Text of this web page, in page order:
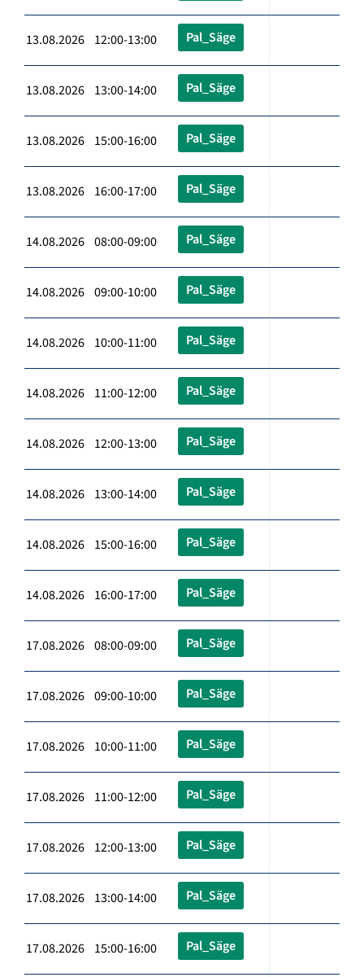
13.08.2026 12:00-13:00 Pal_Säge
13.08.2026 13:00-14:00 Pal_Säge
13.08.2026 15:00-16:00 Pal_Säge
13.08.2026 16:00-17:00 Pal_Säge
14.08.2026 08:00-09:00 Pal_Säge
14.08.2026 09:00-10:00 Pal_Säge
14.08.2026 10:00-11:00 Pal_Säge
14.08.2026 11:00-12:00 Pal_Säge
14.08.2026 12:00-13:00 Pal_Säge
14.08.2026 13:00-14:00 Pal_Säge
14.08.2026 15:00-16:00 Pal_Säge
14.08.2026 16:00-17:00 Pal_Säge
17.08.2026 08:00-09:00 Pal_Säge
17.08.2026 09:00-10:00 Pal_Säge
17.08.2026 10:00-11:00 Pal_Säge
17.08.2026 11:00-12:00 Pal_Säge
17.08.2026 12:00-13:00 Pal_Säge
17.08.2026 13:00-14:00 Pal_Säge
17.08.2026 15:00-16:00 Pal_Säge